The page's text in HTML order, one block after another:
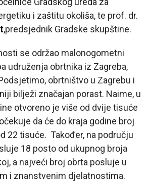
i zaštitu okoliša, te prof. dr.
,predsjednik Gradske skupštine.
se održao malonogometni
udruženja obrtnika iz Zagreba,
obrtništvo u Zagrebu i
bilježi značajan porast. Naime, u
otvoreno je više od dvije tisuće
da će do kraja godine broj
22 tisuće. Također, na području
18 posto od ukupnog broja
a najveći broj obrta posluje u
i znanstvenim djelatnostima.